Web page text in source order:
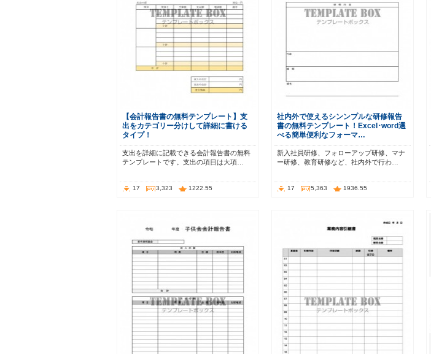
【会計報告書の無料テンプレート】支
出をカテゴリー分けして詳細に書ける
タイプ！
支出を詳細に記載できる会計報告書の無料
テンプレートです。支出の項目は大項…
17 3,323 1222.55
社内外で使えるシンンプルな研修報告
書の無料テンプレート！Excel･word選
べる簡単便利なフォーマ…
新入社員研修、フォローアップ研修、マナ
ー研修、教育研修など、社内外で行わ…
17 5,363 1936.55